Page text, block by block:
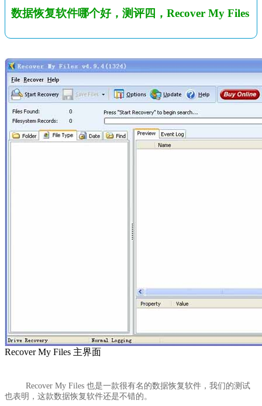
数据恢复软件哪个好，测评四，Recover My Files
Recover My Files 主界面
Recover My Files 也是一款很有名的数据恢复软件，我们的测试
也表明，这款数据恢复软件还是不错的。